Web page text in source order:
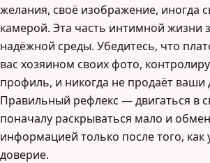
желания, своё изображение, иногда
камерой. Эта часть интимной жизни
надёжной среды. Убедитесь, что
вас хозяином своих фото,
профиль, и никогда не продаёт ваши
Правильный рефлекс — двигаться в
поначалу раскрываться мало и
информацией только после того, как
доверие.